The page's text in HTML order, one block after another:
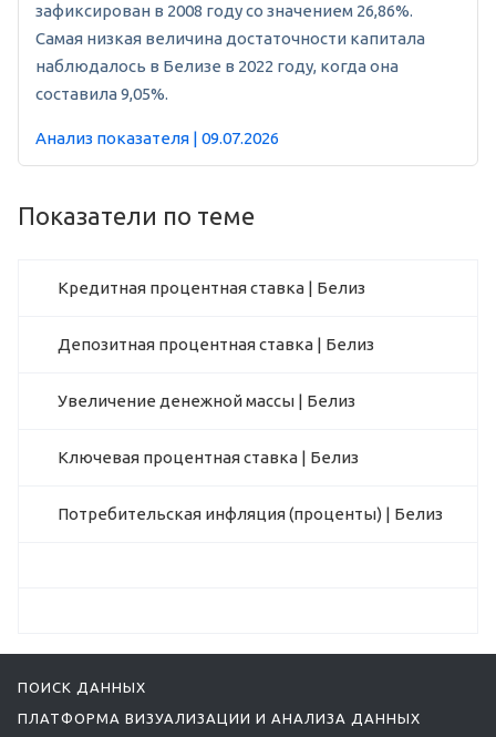
зафиксирован в 2008 году со значением 26,86%.
Самая низкая величина достаточности капитала
наблюдалось в Белизе в 2022 году, когда она
составила 9,05%.
Анализ показателя | 09.07.2026
Показатели по теме
Кредитная процентная ставка | Белиз
Депозитная процентная ставка | Белиз
Увеличение денежной массы | Белиз
Ключевая процентная ставка | Белиз
Потребительская инфляция (проценты) | Белиз
ПОИСК ДАННЫХ
ПЛАТФОРМА ВИЗУАЛИЗАЦИИ И АНАЛИЗА ДАННЫХ